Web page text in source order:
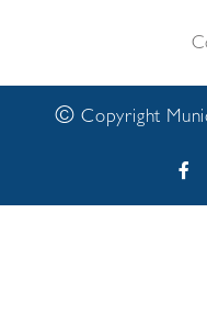
© Copyright